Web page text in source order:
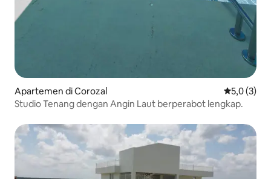
Apartemen di Corozal Nilai rata-
5,0 (3)
Studio Tenang dengan Angin Laut berperabot lengkap.